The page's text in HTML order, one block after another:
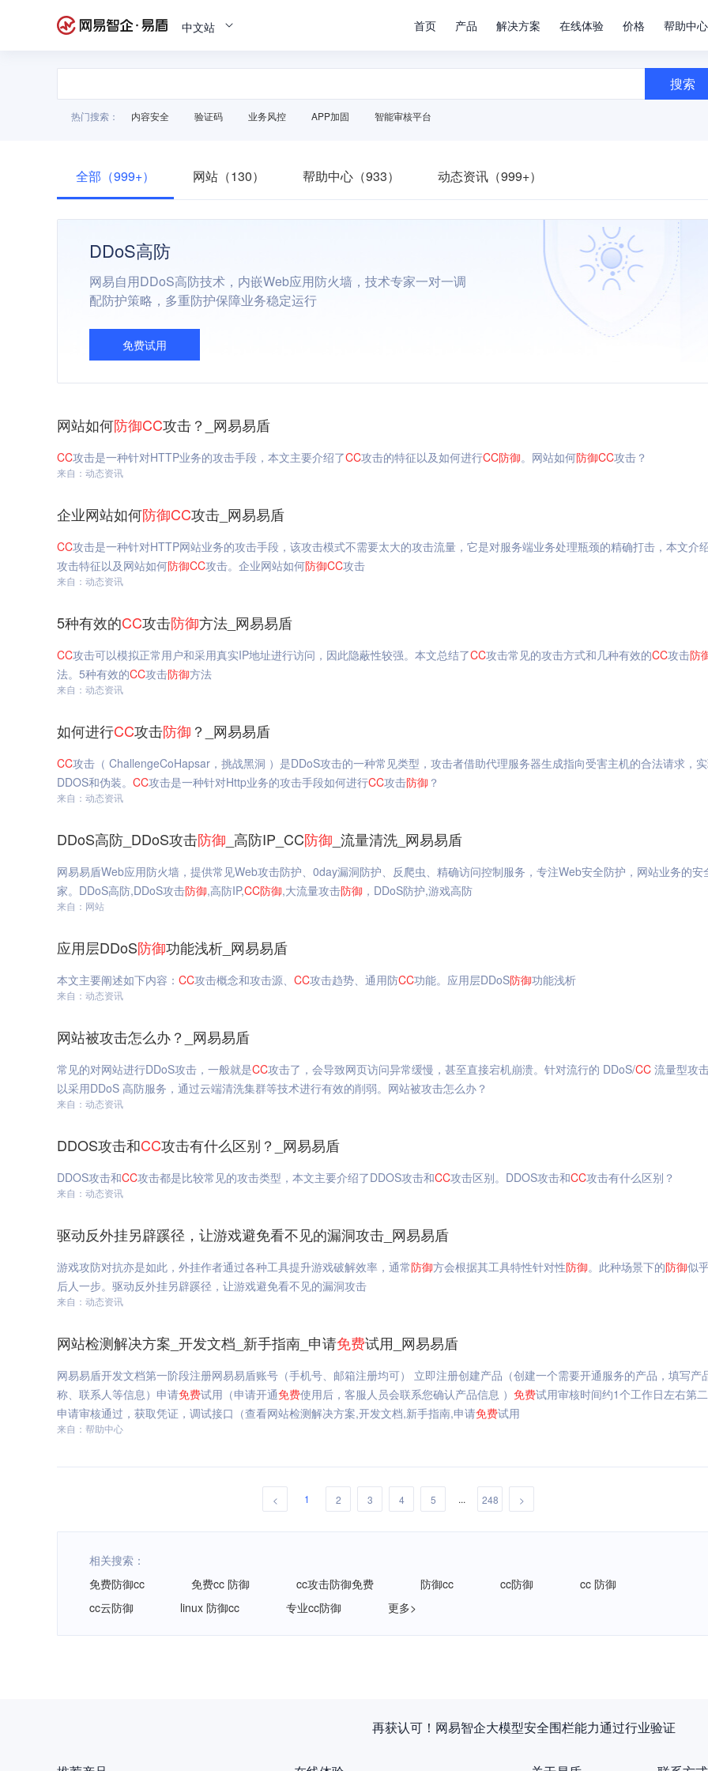
中文站 首页 产品 解决方案 在线体验 价格 帮助中心
搜索
热门搜索： 内容安全 验证码 业务风控 APP加固 智能审核平台
全部（999+） 网站（130） 帮助中心（933） 动态资讯（999+）
DDoS高防
网易自用DDoS高防技术，内嵌Web应用防火墙，技术专家一对一调
配防护策略，多重防护保障业务稳定运行
免费试用
网站如何防御CC攻击？_网易易盾
CC攻击是一种针对HTTP业务的攻击手段，本文主要介绍了CC攻击的特征以及如何进行CC防御。网站如何防御CC攻击？
来自：动态资讯
企业网站如何防御CC攻击_网易易盾
CC攻击是一种针对HTTP网站业务的攻击手段，该攻击模式不需要太大的攻击流量，它是对服务端业务处理瓶颈的精确打击，本文介
攻击特征以及网站如何防御CC攻击。企业网站如何防御CC攻击
来自：动态资讯
5种有效的CC攻击防御方法_网易易盾
CC攻击可以模拟正常用户和采用真实IP地址进行访问，因此隐蔽性较强。本文总结了CC攻击常见的攻击方式和几种有效的CC攻击防
法。5种有效的CC攻击防御方法
来自：动态资讯
如何进行CC攻击防御 ？_网易易盾
CC攻击（ ChallengeCoHapsar，挑战黑洞 ）是DDoS攻击的一种常见类型，攻击者借助代理服务器生成指向受害主机的合法请求，实现
DDOS和伪装。 CC攻击是一种针对Http业务的攻击手段如何进行CC攻击防御 ？
来自：动态资讯
DDoS高防_DDoS攻击防御 _高防IP_CC防御 _流量清洗_网易易盾
网易易盾Web应用防火墙，提供常见Web攻击防护、0day漏洞防护、反爬虫、精确访问控制服务，专注Web安全防护，网站业务的安
家。DDoS高防,DDoS攻击防御,高防IP,CC防御,大流量攻击防御 ，DDoS防护,游戏高防
来自：网站
应用层DDoS防御功能浅析_网易易盾
本文主要阐述如下内容： CC攻击概念和攻击源、 CC攻击趋势、通用防CC功能。应用层DDoS防御功能浅析
来自：动态资讯
网站被攻击怎么办？_网易易盾
常见的对网站进行DDoS攻击，一般就是CC攻击了，会导致网页访问异常缓慢，甚至直接宕机崩溃。针对流行的 DDoS/CC 流量型攻
以采用DDoS 高防服务，通过云端清洗集群等技术进行有效的削弱。网站被攻击怎么办？
来自：动态资讯
DDOS攻击和CC攻击有什么区别？_网易易盾
DDOS攻击和CC攻击都是比较常见的攻击类型，本文主要介绍了DDOS攻击和CC攻击区别。DDOS攻击和CC攻击有什么区别？
来自：动态资讯
驱动反外挂另辟蹊径，让游戏避免看不见的漏洞攻击_网易易盾
游戏攻防对抗亦是如此，外挂作者通过各种工具提升游戏破解效率，通常防御方会根据其工具特性针对性防御。此种场景下的防御似
后人一步。驱动反外挂另辟蹊径，让游戏避免看不见的漏洞攻击
来自：动态资讯
网站检测解决方案_开发文档_新手指南_申请免费试用_网易易盾
网易易盾开发文档第一阶段注册网易易盾账号（手机号、邮箱注册均可） 立即注册创建产品（创建一个需要开通服务的产品，填写产
称、联系人等信息）申请免费试用（申请开通免费使用后，客服人员会联系您确认产品信息 ） 免费试用审核时间约1个工作日左右第
申请审核通过，获取凭证，调试接口（查看网站检测解决方案,开发文档,新手指南,申请免费试用
来自：帮助中心
< 1 2 3 4 5 ... 248 >
相关搜索：
免费防御cc
免费cc 防御 cc攻击防御免费 防御cc cc防御
cc 防御
cc云防御
linux 防御cc 专业cc防御 更多>
再获认可！网易智企大模型安全围栏能力通过行业验证